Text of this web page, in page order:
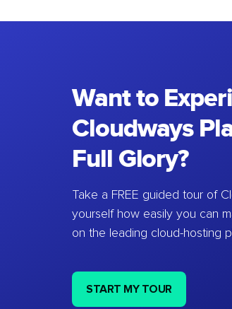
Want to
Cloudways
Full Glory?
Take a FREE guided tour of
yourself how easily you can
on the leading cloud-hosting
START MY TOUR